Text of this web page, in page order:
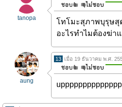
tanopa
โทโมะสุภาพบุรุษสุ
อะไรทำไมต้องฆ่า
aung
13 เมื่อ 19 ธันวาคม พ.ศ.